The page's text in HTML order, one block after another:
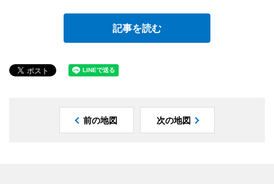
記事を読む
前の地図 次の地図